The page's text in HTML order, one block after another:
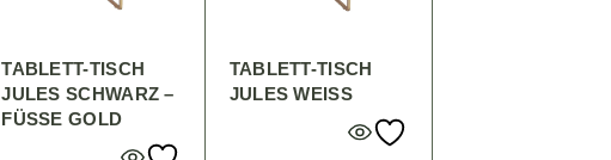
TABLETT-TISCH
JULES SCHWARZ –
FÜSSE GOLD
TABLETT-TISCH
JULES WEISS